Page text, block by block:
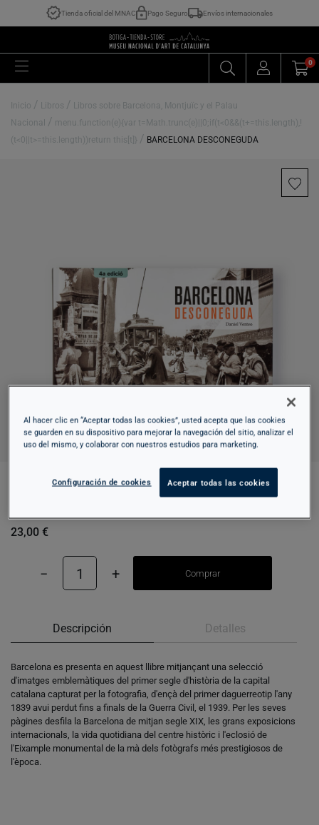
Tienda oficial del MNAC Pago Seguro Envíos internacionales
0
Inicio / Libros / Libros sobre Barcelona, Montjuïc y el Palau
Nacional / menu.function(e){var t=Math.trunc(e)||0;if(t<0&&(t+=this.length),!
(t<0||t>=this.length))return this[t]} / BARCELONA DESCONEGUDA
BARCELONA DESCONEGUDA
23,00 €
− 1 + Comprar
Descripción Detalles
Barcelona es presenta en aquest llibre mitjançant una selecció
d'imatges emblemàtiques del primer segle d'història de la capital
catalana capturat per la fotografia, d'ençà del primer daguerreotip l'any
1839 avui perdut fins a finals de la Guerra Civil, el 1939. Per les seves
pàgines desfila la Barcelona de mitjan segle XIX, les grans exposicions
internacionals, la vida quotidiana del centre històric i l'eclosió de
l'Eixample monumental de la mà dels fotògrafs més prestigiosos de
l'època.
Al hacer clic en “Aceptar todas las cookies”, usted acepta que las cookies
se guarden en su dispositivo para mejorar la navegación del sitio, analizar el
uso del mismo, y colaborar con nuestros estudios para marketing.
Configuración de cookies Aceptar todas las cookies